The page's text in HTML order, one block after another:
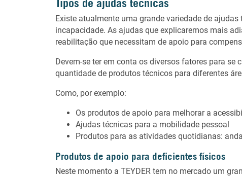
Existe atualmente uma grande variedade de
incapacidade. As ajudas que explicaremos mais
reabilitação que necessitam de apoio para
Devem-se ter em conta os diversos fatores para
quantidade de produtos técnicos para diferentes
Como, por exemplo:
Os produtos de apoio para melhorar a
Ajudas técnicas para a mobilidade pessoal
Produtos para as atividades quotidianas:
Produtos de apoio para deficientes físicos
Neste momento a TEYDER tem no mercado um